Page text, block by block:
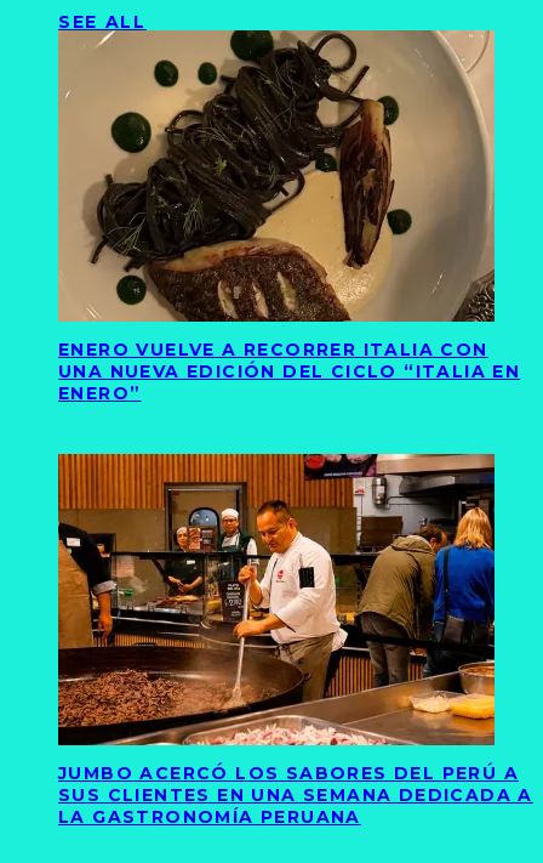
SEE ALL
ENERO VUELVE A RECORRER ITALIA CON
UNA NUEVA EDICIÓN DEL CICLO “ITALIA EN
ENERO”
JUMBO ACERCÓ LOS SABORES DEL PERÚ A
SUS CLIENTES EN UNA SEMANA DEDICADA A
LA GASTRONOMÍA PERUANA